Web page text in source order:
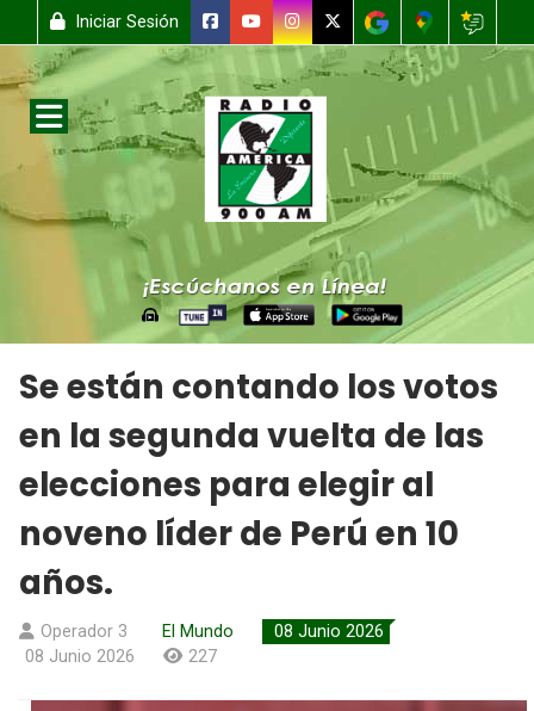
Iniciar Sesión
Se están contando los votos
en la segunda vuelta de las
elecciones para elegir al
noveno líder de Perú en 10
años.
Operador 3 El Mundo
08 Junio 2026
08 Junio 2026
227